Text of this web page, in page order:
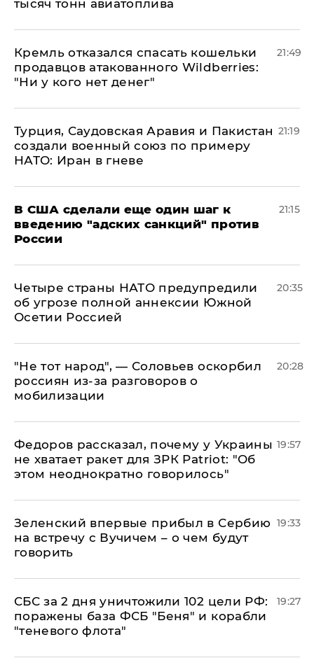
тысяч тонн авиатоплива
Кремль отказался спасать кошельки
продавцов атакованного Wildberries:
"Ни у кого нет денег"
21:49
Турция, Саудовская Аравия и Пакистан
создали военный союз по примеру
НАТО: Иран в гневе
21:19
В США сделали еще один шаг к
введению "адских санкций" против
России
21:15
Четыре страны НАТО предупредили
об угрозе полной аннексии Южной
Осетии Россией
20:35
​"Не тот народ", — Соловьев оскорбил
россиян из-за разговоров о
мобилизации
20:28
Федоров рассказал, почему у Украины
не хватает ракет для ЗРК Patriot: "Об
этом неоднократно говорилось"
19:57
Зеленский впервые прибыл в Сербию
на встречу с Вучичем – о чем будут
говорить
19:33
СБС за 2 дня уничтожили 102 цели РФ:
поражены база ФСБ "Беня" и корабли
"теневого флота"
19:27